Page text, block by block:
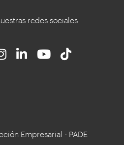
redes sociales
Empresarial - PADE